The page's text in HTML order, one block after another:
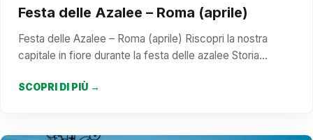
Festa delle Azalee – Roma (aprile)
Festa delle Azalee – Roma (aprile) Riscopri la nostra
capitale in fiore durante la festa delle azalee Storia…
SCOPRI DI PIÙ →